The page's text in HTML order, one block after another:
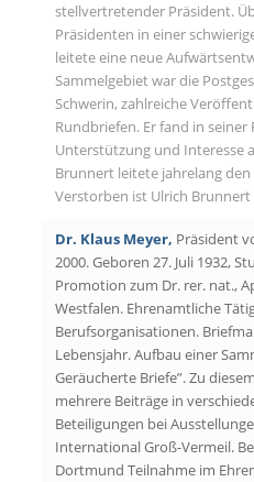
stellvertretender Präsident.
Präsidenten in einer
leitete eine neue
Sammelgebiet war die
Schwerin, zahlreiche
Rundbriefen. Er fand in
Unterstützung und Interesse
Brunnert leitete jahrelang den
Verstorben ist Ulrich Brunnert
Dr. Klaus Meyer, Präsident
2000. Geboren 27. Juli 1932,
Promotion zum Dr. rer. nat.,
Westfalen. Ehrenamtliche
Berufsorganisationen.
Lebensjahr. Aufbau einer
Geräucherte Briefe”. Zu
mehrere Beiträge in
Beteiligungen bei
International Groß-Vermeil.
Dortmund Teilnahme im